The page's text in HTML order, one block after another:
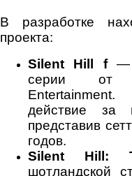
В разработке
проекта:
Silent Hill f—
серии от
действие за
представив
годов.
Silent Hill:
шотландской